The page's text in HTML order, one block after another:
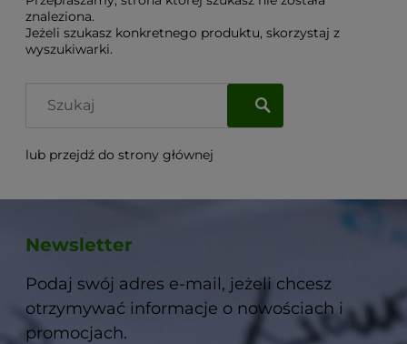
znaleziona.
Jeżeli szukasz konkretnego produktu, skorzystaj z
wyszukiwarki.
lub przejdź do strony głównej
Newsletter
Podaj swój adres e-mail, jeżeli chcesz
otrzymywać informacje o nowościach i
promocjach.